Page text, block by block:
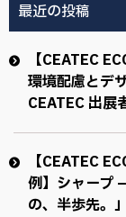
最近の投稿
【CEATEC
環境配慮とデ
CEATEC 出展
【CEATEC
例】シャープ
の、半歩先。